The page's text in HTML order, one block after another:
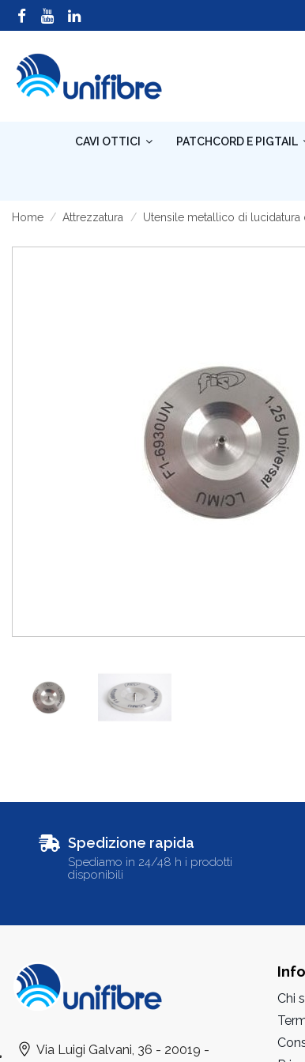
CAVI OTTICI PATCHCORD E PIGTAIL
Home Attrezzatura Utensile metallico di lucidatura
Spedizione rapida
Spediamo in 24/48 h i prodotti
disponibili
Via Luigi Galvani, 36 - 20019 -
Chi